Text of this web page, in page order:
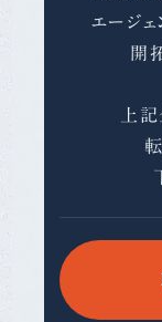
エージェ
開
上